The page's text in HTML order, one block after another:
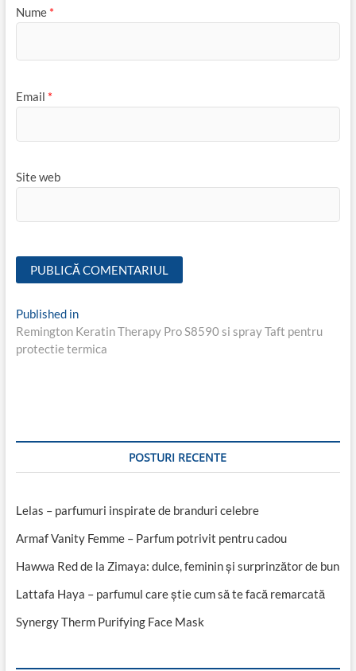
Nume *
Email *
Site web
Navigare
în
Published in
Remington Keratin Therapy Pro S8590 si spray Taft pentru
protectie termica
POSTURI RECENTE
Lelas – parfumuri inspirate de branduri celebre
Armaf Vanity Femme – Parfum potrivit pentru cadou
Hawwa Red de la Zimaya: dulce, feminin și surprinzător de bun
Lattafa Haya – parfumul care știe cum să te facă remarcată
Synergy Therm Purifying Face Mask